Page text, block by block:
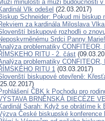
minulosti a muži budoucnosti
Vlk odešel (22.03.2017)
Schneider: Pokud mi
za kardinála Miloslava
biskupové rozhodli o
Srdci Panny Marie!
problematiky
RITU - 2. část
problematiky
RITU 1 (03.03.2017)
biskupové otevřeně:
ČBK k Pochodu pro
BRNĚNSKÁ DIECÉZE
Sarah: Když se obrátíme
České biskupské